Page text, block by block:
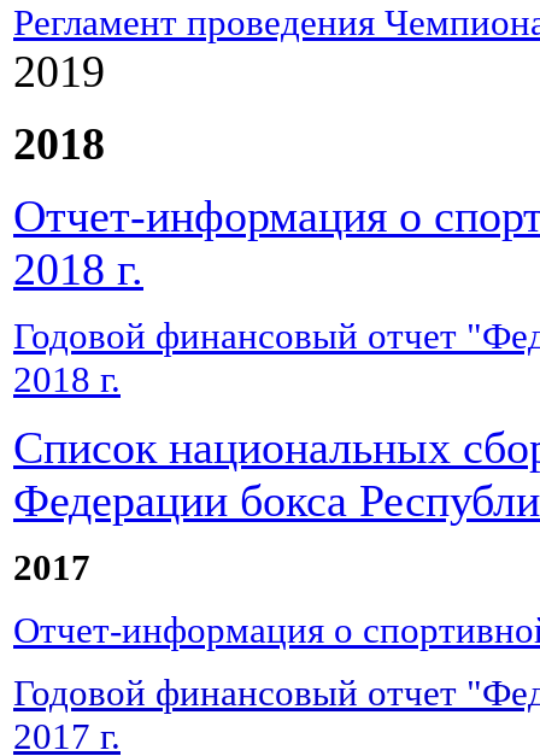
Регламент проведения
2019
2018
Отчет-информация о
2018 г.
Годовой финансовый отчет
2018 г.
Список национальных
Федерации бокса
2017
Отчет-информация о
Годовой финансовый отчет
2017 г.